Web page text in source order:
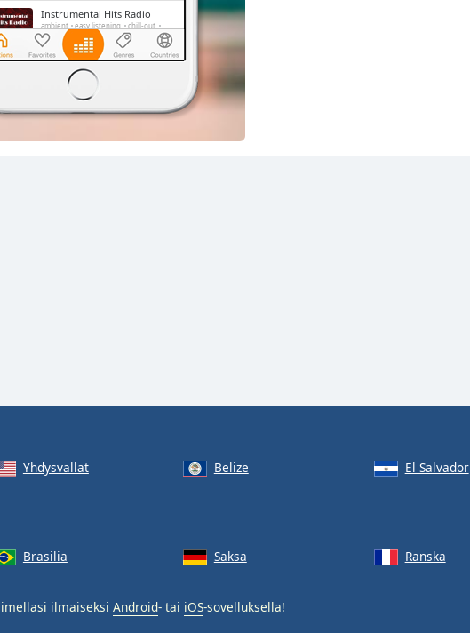
Instrumental Hits Radio
ambient easy listening chill-out
instrumental
Baladas del Recuerdo
Universal Stereo
Yhdysvallat Belize
El Salvador
Brasilia Saksa Ranska
ilmaiseksi Android- tai iOS-sovelluksella!